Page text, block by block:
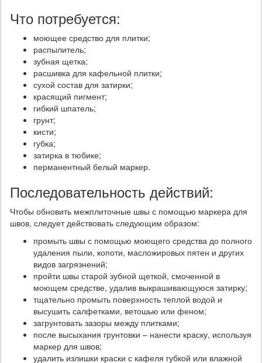
Что потребуется:
моющее средство для плитки;
распылитель;
зубная щетка;
расшивка для кафельной плитки;
сухой состав для затирки;
красящий пигмент;
гибкий шпатель;
грунт;
кисти;
губка;
затирка в тюбике;
перманентный белый маркер.
Последовательность действий:
Чтобы обновить межплиточные швы с помощью маркера для
швов, следует действовать следующим образом:
промыть швы с помощью моющего средства до полного
удаления пыли, копоти, масложировых пятен и других
видов загрязнений;
пройти швы старой зубной щеткой, смоченной в
моющем средстве, удалив выкрашивающуюся затирку;
тщательно промыть поверхность теплой водой и
высушить салфетками, ветошью или феном;
загрунтовать зазоры между плитками;
после высыхания грунтовки – нанести краску, используя
маркер для швов;
удалить излишки краски с кафеля губкой или влажной